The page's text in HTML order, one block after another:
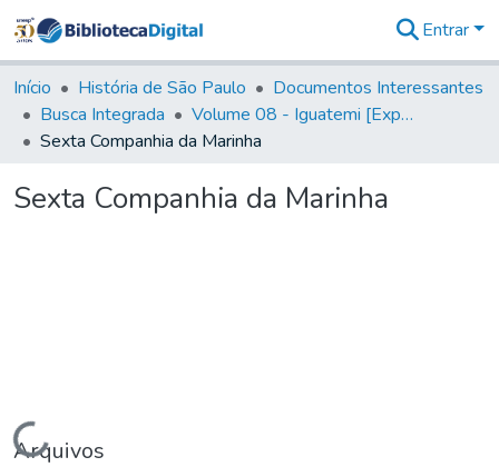
&
Coleções
Tudo na
Biblioteca
Estatísticas
Entrar
Início História de São Paulo
Documentos Interessantes
Busca Integrada
Volume 08 - Iguatemi [Expedições para proteção e sustento]
Sexta Companhia da Marinha
Sexta Companhia da Marinha
Carregando...
Arquivos